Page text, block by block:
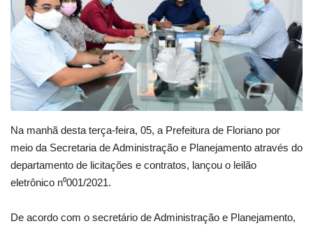
Webmail
Contato
Na manhã desta terça-feira, 05, a Prefeitura de Floriano por
meio da Secretaria de Administração e Planejamento através do
departamento de licitações e contratos, lançou o leilão
eletrônico n⁰001/2021.
De acordo com o secretário de Administração e Planejamento,